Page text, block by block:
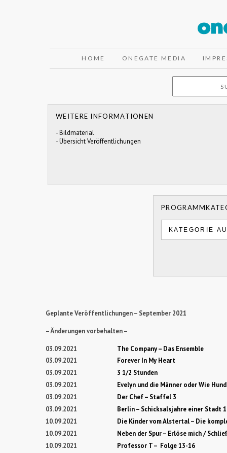
HOME ONEGATE MEDIA
WEITERE INFORMATIONEN
-Bildmaterial
-Übersicht Veröffentlichungen
Geplante Veröffentlichungen – September 2021
– Änderungen vorbehalten –
03.09.2021
The Company – Das Ensemble
03.09.2021
Forever In My Heart
03.09.2021
3 1/2 Stunden
03.09.2021
Evelyn und die Männer oder Wie
03.09.2021
Der Chef – Staffel 3
03.09.2021
Berlin – Schicksalsjahre einer Stadt
10.09.2021
Die Kinder vom Alstertal – Die
10.09.2021
Neben der Spur – Erlöse mich /
10.09.2021
Professor T – Folge 13-16